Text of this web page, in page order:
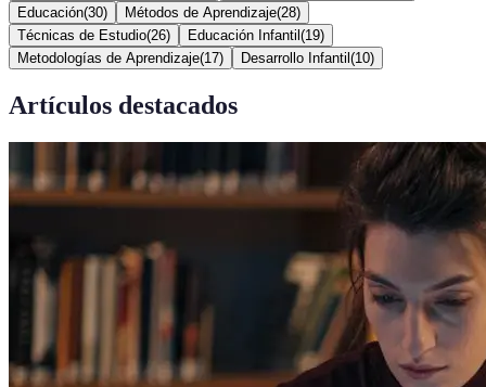
Educación(30) Métodos de Aprendizaje(28)
Técnicas de Estudio(26) Educación Infantil (19)
Metodologías de Aprendizaje(17) Desarrollo Infantil (10)
Artículos destacados